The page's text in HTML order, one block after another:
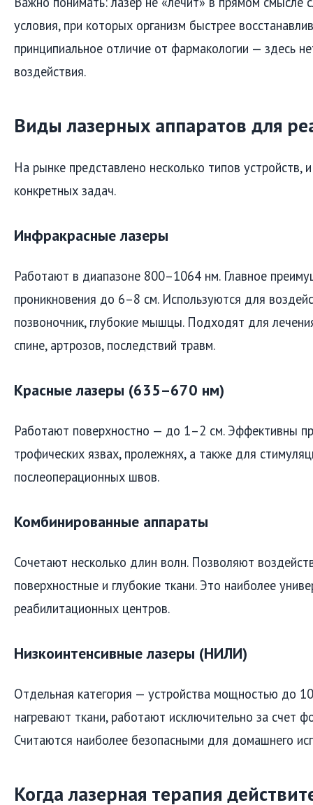
условия, при которых организм быстрее
принципиальное отличие от фармакологии — здесь
воздействия.
Виды лазерных аппаратов для
На рынке представлено несколько типов устройств,
конкретных задач.
Инфракрасные лазеры
Работают в диапазоне 800–1064 нм. Главное
проникновения до 6–8 см. Используются для
позвоночник, глубокие мышцы. Подходят для
спине, артрозов, последствий травм.
Красные лазеры (635–670 нм)
Работают поверхностно — до 1–2 см. Эффективны
трофических язвах, пролежнях, а также для
послеоперационных швов.
Комбинированные аппараты
Сочетают несколько длин волн. Позволяют
поверхностные и глубокие ткани. Это наиболее
реабилитационных центров.
Низкоинтенсивные лазеры (НИЛИ)
Отдельная категория — устройства мощностью до
нагревают ткани, работают исключительно за счет
Считаются наиболее безопасными для домашнего
Когда лазерная терапия